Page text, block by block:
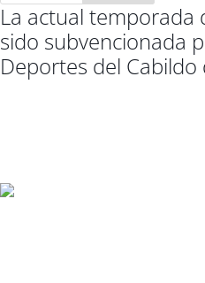
La actual temporada
sido subvencionada
Deportes del Cabildo